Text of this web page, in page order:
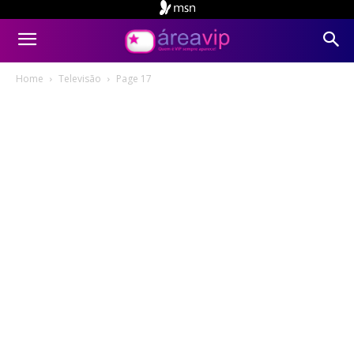
Home Televisão Page 17